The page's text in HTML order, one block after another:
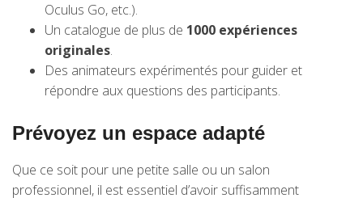
Oculus Go, etc.).
Un catalogue de plus de 1000 expériences
originales.
Des animateurs expérimentés pour guider et
répondre aux questions des participants.
Prévoyez un espace adapté
Que ce soit pour une petite salle ou un salon
professionnel, il est essentiel d’avoir suffisamment